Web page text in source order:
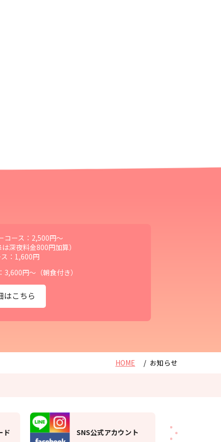
コース：2,500円～
は深夜料金800円加算）
：1,600円
3,600円～（朝食付き）
はこちら
HOME お知らせ
ウント
大東洋グループ・
スパの楽しみ方